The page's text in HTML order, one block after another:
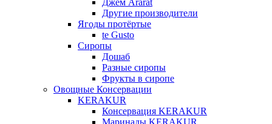
Джем Ararat
Другие производители
Ягоды протёртые
te Gusto
Сиропы
Дошаб
Разные сиропы
Фрукты в сиропе
Овощные Консервации
KERAKUR
Консервация KERAKUR
Маринады KERAKUR